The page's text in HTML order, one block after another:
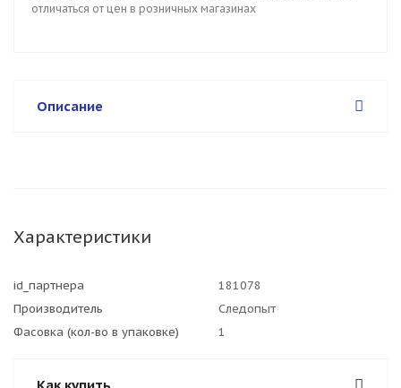
отличаться от цен в розничных магазинах
Описание
Характеристики
id_партнера
181078
Производитель
Следопыт
Фасовка (кол-во в упаковке)
1